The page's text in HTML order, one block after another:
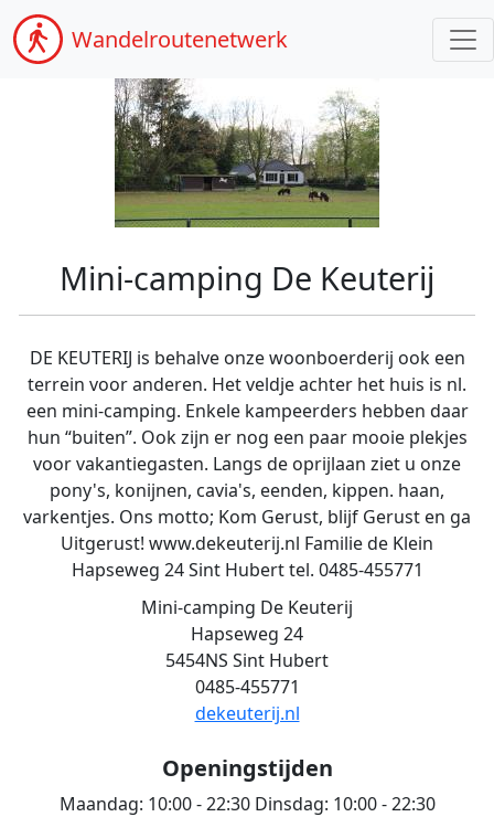
Wandelroutenetwerk
Mini-camping De Keuterij
DE KEUTERIJ is behalve onze woonboerderij ook een
terrein voor anderen. Het veldje achter het huis is nl.
een mini-camping. Enkele kampeerders hebben daar
hun “buiten”. Ook zijn er nog een paar mooie plekjes
voor vakantiegasten. Langs de oprijlaan ziet u onze
pony's, konijnen, cavia's, eenden, kippen. haan,
varkentjes. Ons motto; Kom Gerust, blijf Gerust en ga
Uitgerust! www.dekeuterij.nl Familie de Klein
Hapseweg 24 Sint Hubert tel. 0485-455771
Mini-camping De Keuterij
Hapseweg 24
5454NS Sint Hubert
0485-455771
dekeuterij.nl
Openingstijden
Maandag: 10:00 - 22:30Dinsdag: 10:00 - 22:30